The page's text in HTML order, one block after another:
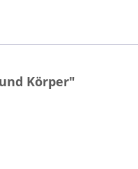
Körper"